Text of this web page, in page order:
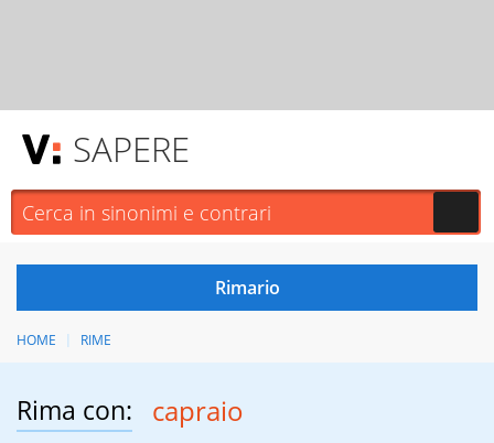
SAPERE
HOME RIME
Rima con: capraio